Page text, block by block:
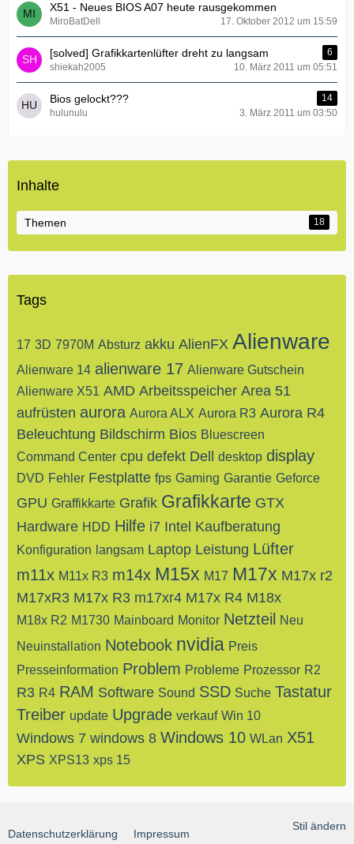
X51 - Neues BIOS A07 heute rausgekommen
MiroBatDell 17. Oktober 2012 um 15:59
[solved] Grafikkartenlüfter dreht zu langsam
6
shiekah2005
10. März 2011 um 05:51
Bios gelockt???
14
hulunulu
3. März 2011 um 03:50
Inhalte
Themen 18
Tags
17 3D 7970M Absturz akku AlienFX Alienware
Alienware 14 alienware 17 Alienware Gutschein
Alienware X51 AMD Arbeitsspeicher Area 51
aufrüsten aurora Aurora ALX Aurora R3 Aurora R4
Beleuchtung Bildschirm Bios Bluescreen
Command Center cpu defekt Dell desktop display
DVD Fehler Festplatte fps Gaming Garantie Geforce
GPU Graffikkarte Grafik Grafikkarte GTX
Hardware HDD Hilfe i7 Intel Kaufberatung
Konfiguration langsam Laptop Leistung Lüfter
m11x M11x R3 m14x M15x M17 M17x M17x r2
M17xR3 M17x R3 m17xr4 M17x R4 M18x
M18x R2 M1730 Mainboard Monitor Netzteil
Neu
Neuinstallation Notebook nvidia Preis
Presseinformation Problem Probleme Prozessor R2
R3 R4 RAM Software Sound SSD Suche Tastatur
Treiber update Upgrade verkauf Win 10
Windows 7 windows 8 Windows 10 WLan X51
XPS XPS13 xps 15
Stil ändern
Datenschutzerklärung Impressum